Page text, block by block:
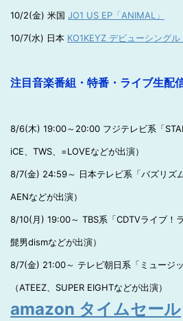
10/2(金) 米国 JO1 US EP「ANIMAL」
10/7(水) 日本 KO1KEYZ デビューシングル
注目音楽番組・特番・ライブ生配
8/6(木) 19:00～20:00 フジテレビ系「
iCE、TWS、=LOVEなどが出演）
8/7(金) 24:59～ 日本テレビ系「バズリズ
AENなどが出演）
8/10(月) 19:00～ TBS系「CDTVライブ！
髭男dismなどが出演）
8/7(金) 21:00～ テレビ朝日系「ミュージ
（ATEEZ、SUPER EIGHTなどが出演）
amazon タイムセール